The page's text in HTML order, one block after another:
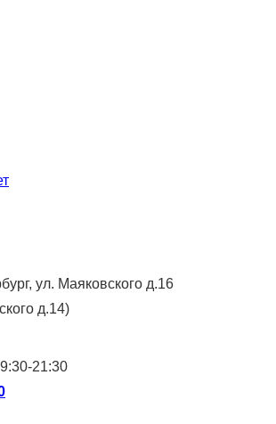
ул. Маяковского д.16
д.14)
21:30